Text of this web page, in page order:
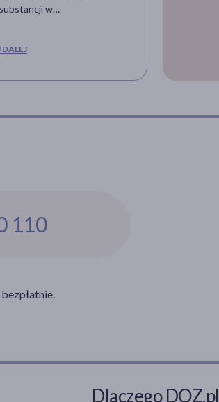
w
mogą wspomóc leczenie
110
Dlaczego DOZ.pl